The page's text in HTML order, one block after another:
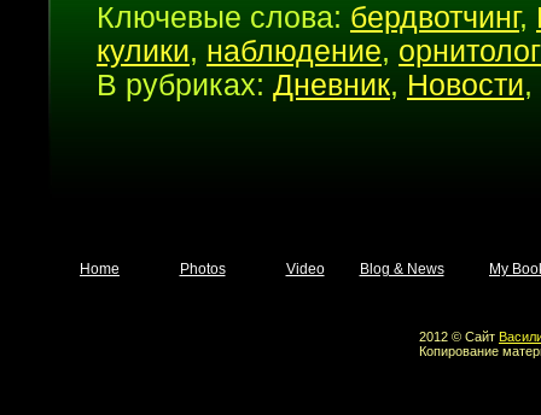
Ключевые слова: бердвотчинг,
кулики, наблюдение,
В рубриках: Дневник, Новости,
Home Photos Video Blog & News My
2012 © Сайт
Копирование